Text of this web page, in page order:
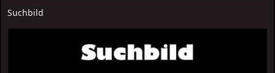
Suchbild